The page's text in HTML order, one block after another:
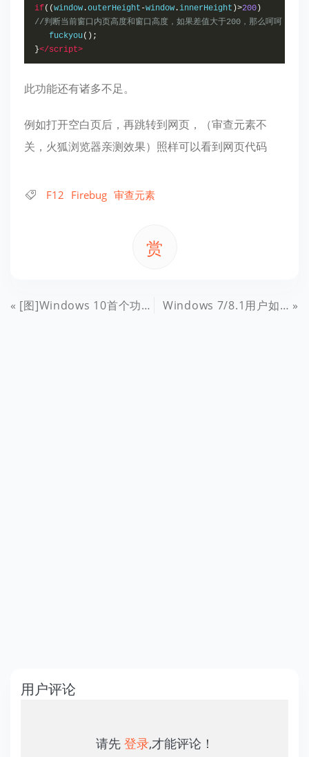
if((window .outerHeight -window .innerHeight )>200)
//判断当前窗口内页高度和窗口高度，如果差值大于200，那么呵呵
   fuckyou
();
}</script>
此功能还有诸多不足。
例如打开空白页后，再跳转到网页，（审查元素不
关，火狐浏览器亲测效果）照样可以看到网页代码
F12 Firebug 审查元素
赏
[图]Windows 10首个功能更新:优化UI 带来全新图标 Windows 7/8.1用户如何确保不下载Windows 10自动更新文件
用户评论
请先 登录,才能评论！